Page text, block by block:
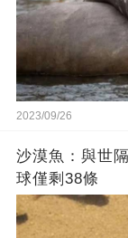
2023/09/26
沙漠魚：與世
球僅剩38條